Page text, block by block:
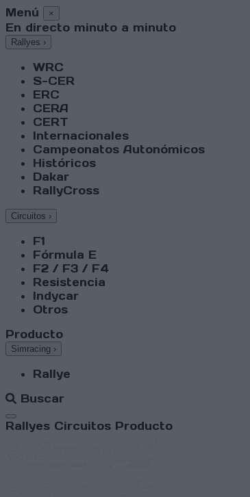
Menú ×
En directo minuto a minuto
Rallyes ›
WRC
S-CER
ERC
CERA
CERT
Internacionales
Campeonatos Autonómicos
Históricos
Dakar
RallyCross
Circuitos ›
F1
Fórmula E
F2 / F3 / F4
Resistencia
Indycar
Otros
Producto
Simracing ›
Rallye
Buscar
Abrir menú
Rallyes Circuitos Producto